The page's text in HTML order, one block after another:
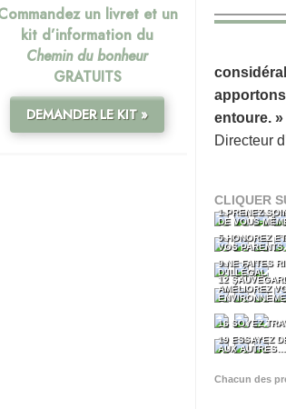
entoure. »
Directeur
CLIQUER
1 PRENEZ
DE VOUS-
5 HONOREZ
VOS PARENTS
9 NE FAITES
D’ILLÉGAL
12
AMÉLIOREZ
16 SOYEZ
19 ESSAYEZ
AUX AUTRES…
Chacun des
un livret et un
kit d’information du
Chemin du bonheur
GRATUITS
DEMANDER LE KIT »